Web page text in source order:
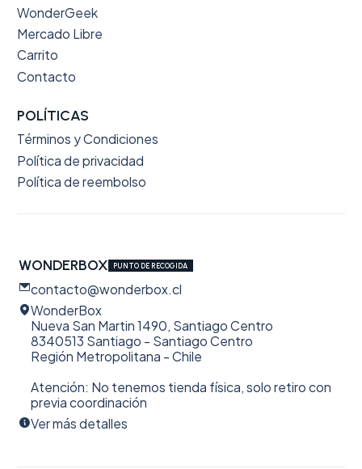
WonderGeek
Mercado Libre
Carrito
Contacto
POLÍTICAS
Términos y Condiciones
Política de privacidad
Política de reembolso
WONDERBOX PUNTO DE RECOGIDA
contacto@wonderbox.cl
WonderBox
Nueva San Martin 1490, Santiago Centro
8340513 Santiago - Santiago Centro
Región Metropolitana - Chile
Atención: No tenemos tienda física, solo retiro con
previa coordinación
Ver más detalles